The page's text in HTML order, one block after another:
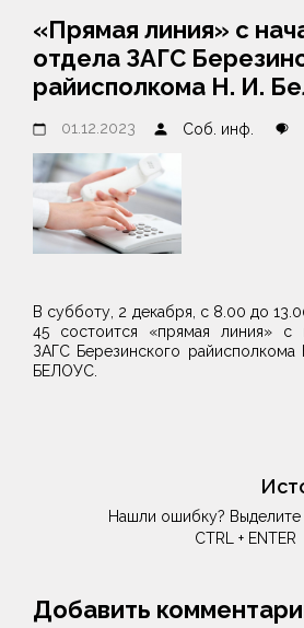
«Прямая линия» с
отдела ЗАГС
райисполкома Н. И.
01.12.2023 Соб. инф.
В субботу, 2 декабря, с 8.00 до
45 состоится «прямая линия» с
ЗАГС Березинского райисполкома
БЕЛОУС.
Нашли ошибку?
CTRL + ENTER
Добавить